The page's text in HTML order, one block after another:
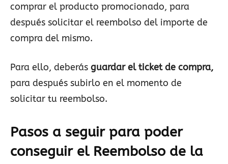
comprar el producto promocionado, para
después solicitar el reembolso del importe de
compra del mismo.
Para ello, deberás guardar el ticket de compra,
para después subirlo en el momento de
solicitar tu reembolso.
Pasos a seguir para poder
conseguir el Reembolso de la